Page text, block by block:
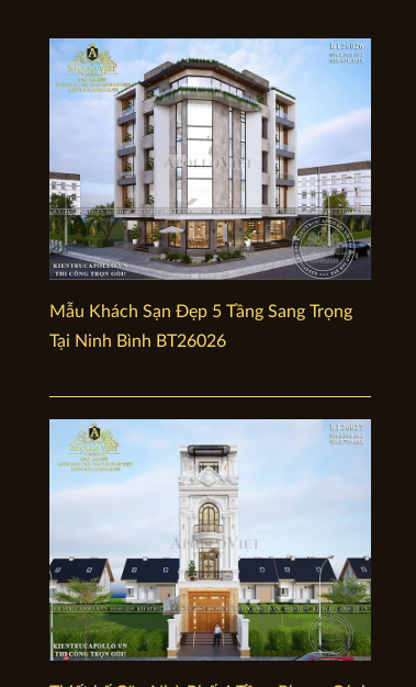
Mẫu Khách Sạn Đẹp 5 Tầng Sang Trọng
Tại Ninh Bình BT26026